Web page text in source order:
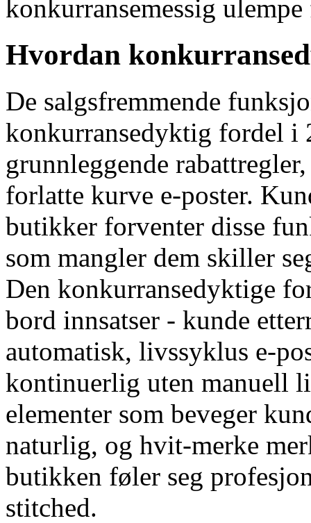
konkurransemessig
Hvordan
De salgsfremmende
konkurransedyktig fordel i
grunnleggende
forlatte kurve e-poster.
butikker forventer disse
som mangler dem skiller
Den konkurransedyktige
bord innsatser - kunde
automatisk, livssyklus e-
kontinuerlig uten manuell
elementer som beveger
naturlig, og hvit-merke
butikken føler seg
stitched.